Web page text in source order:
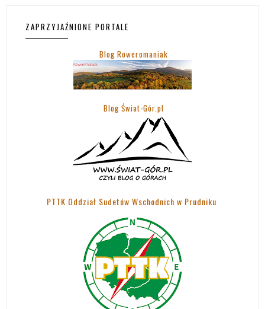
ZAPRZYJAŹNIONE PORTALE
Blog Roweromaniak
Blog Świat-Gór.pl
PTTK Oddział Sudetów Wschodnich w Prudniku